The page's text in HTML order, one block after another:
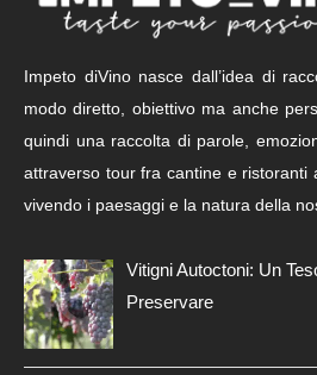
Impeto diVino nasce dall’idea di
modo diretto, obiettivo ma anche
quindi una raccolta di parole,
attraverso tour fra cantine e ristoranti
vivendo i paesaggi e la natura della
Vitigni Autoctoni: Un
Preservare